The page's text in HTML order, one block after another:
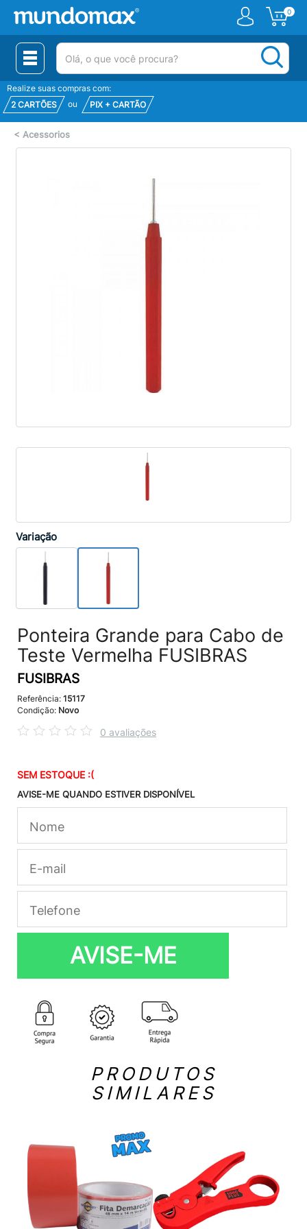
0
(pesquisar)
Realize suas compras com:
2 CARTÕES
ou PIX + CARTÃO
< Acessorios
Variação
Ponteira Grande para Cabo de
Teste Vermelha FUSIBRAS
FUSIBRAS
Referência: 15117
Condição: Novo
0 avaliações
SEM ESTOQUE :(
AVISE-ME QUANDO ESTIVER DISPONÍVEL
AVISE-ME
PRODUTOS
SIMILARES